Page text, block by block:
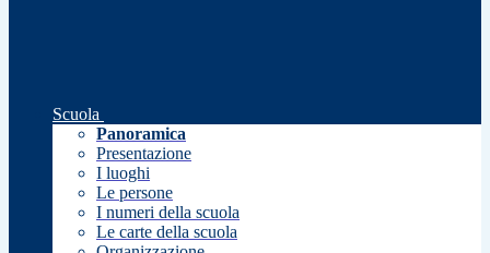
Scuola
Panoramica
Presentazione
I luoghi
Le persone
I numeri della scuola
Le carte della scuola